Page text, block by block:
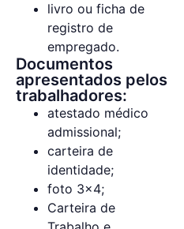
livro ou ficha de
registro de
empregado.
Documentos
apresentados pelos
trabalhadores:
atestado médico
admissional;
carteira de
identidade;
foto 3×4;
Carteira de